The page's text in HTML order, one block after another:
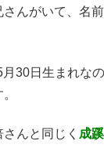
んがいて、名
30日生まれな
んと同じく 成